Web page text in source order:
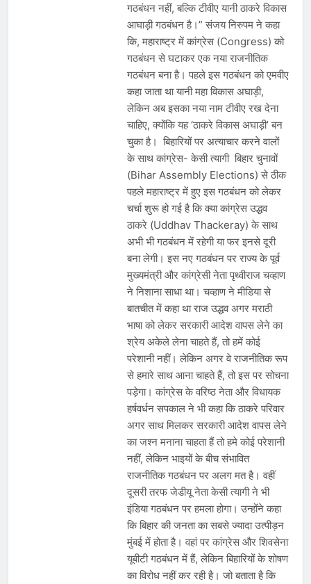
गठबंधन नहीं, बल्कि टीवीए यानी ठाकरे विकास
आघाड़ी गठबंधन है।” संजय निरुपम ने कहा
कि, महाराष्ट्र में कांग्रेस (Congress) को
गठबंधन से घटाकर एक नया राजनीतिक
गठबंधन बना है। पहले इस गठबंधन को एमवीए
कहा जाता था यानी महा विकास अघाड़ी,
लेकिन अब इसका नया नाम टीवीए रख देना
चाहिए, क्योंकि यह ‘ठाकरे विकास अघाड़ी’ बन
चुका है। बिहारियों पर अत्याचार करने वालों
के साथ कांग्रेस- केसी त्यागी बिहार चुनावों
(Bihar Assembly Elections) से ठीक
पहले महाराष्ट्र में हुए इस गठबंधन को लेकर
चर्चा शुरू हो गई है कि क्या कांग्रेस उद्धव
ठाकरे (Uddhav Thackeray) के साथ
अभी भी गठबंधन में रहेगी या फर इनसे दूरी
बना लेगी। इस नए गठबंधन पर राज्य के पूर्व
मुख्यमंत्री और कांग्रेसी नेता पृथ्वीराज चव्हाण
ने निशाना साधा था। चव्हाण ने मीडिया से
बातचीत में कहा था राज उद्धव अगर मराठी
भाषा को लेकर सरकारी आदेश वापस लेने का
श्रेय अकेले लेना चाहते हैं, तो हमें कोई
परेशानी नहीं। लेकिन अगर वे राजनीतिक रूप
से हमारे साथ आना चाहते हैं, तो इस पर सोचना
पड़ेगा। कांग्रेस के वरिष्ठ नेता और विधायक
हर्षवर्धन सपकाल ने भी कहा कि ठाकरे परिवार
अगर साथ मिलकर सरकारी आदेश वापस लेने
का जश्न मनाना चाहता हैं तो हमे कोई परेशानी
नहीं, लेकिन भाइयों के बीच संभावित
राजनीतिक गठबंधन पर अलग मत है। वहीं
दूसरी तरफ जेडीयू नेता केसी त्यागी ने भी
इंडिया गठबंधन पर हमला होगा। उन्होंने कहा
कि बिहार की जनता का सबसे ज्यादा उत्पीड़न
मुंबई में होता है। वहां पर कांग्रेस और शिवसेना
यूबीटी गठबंधन में हैं, लेकिन बिहारियों के शोषण
का विरोध नहीं कर रही है। जो बताता है कि